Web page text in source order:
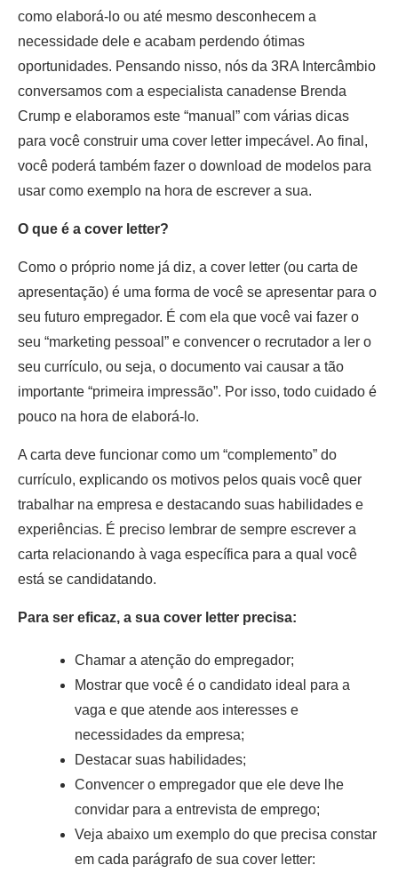
como elaborá-lo ou até mesmo desconhecem a
necessidade dele e acabam perdendo ótimas
oportunidades. Pensando nisso, nós da 3RA Intercâmbio
conversamos com a especialista canadense Brenda
Crump e elaboramos este “manual” com várias dicas
para você construir uma cover letter impecável. Ao final,
você poderá também fazer o download de modelos para
usar como exemplo na hora de escrever a sua.
O que é a cover letter?
Como o próprio nome já diz, a cover letter (ou carta de
apresentação) é uma forma de você se apresentar para o
seu futuro empregador. É com ela que você vai fazer o
seu “marketing pessoal” e convencer o recrutador a ler o
seu currículo, ou seja, o documento vai causar a tão
importante “primeira impressão”. Por isso, todo cuidado é
pouco na hora de elaborá-lo.
A carta deve funcionar como um “complemento” do
currículo, explicando os motivos pelos quais você quer
trabalhar na empresa e destacando suas habilidades e
experiências. É preciso lembrar de sempre escrever a
carta relacionando à vaga específica para a qual você
está se candidatando.
Para ser eficaz, a sua cover letter precisa:
Chamar a atenção do empregador;
Mostrar que você é o candidato ideal para a
vaga e que atende aos interesses e
necessidades da empresa;
Destacar suas habilidades;
Convencer o empregador que ele deve lhe
convidar para a entrevista de emprego;
Veja abaixo um exemplo do que precisa constar
em cada parágrafo de sua cover letter: